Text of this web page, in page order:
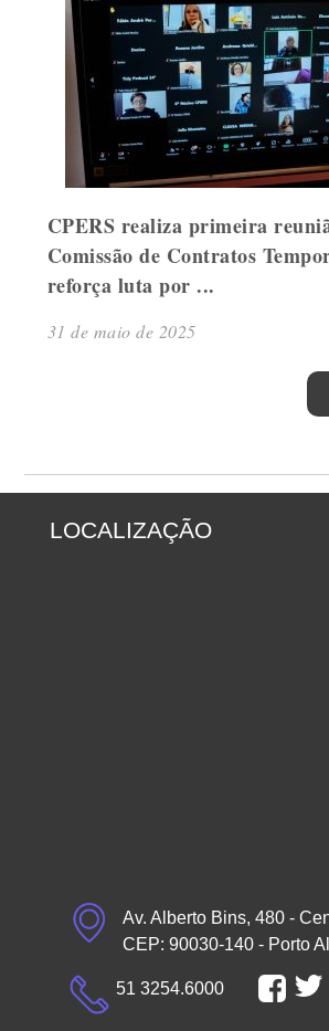
CPERS realiza primeira
Comissão de Contratos
reforça luta por ...
31 de maio de 2025
LOCALIZAÇÃO
Av. Alberto Bins, 480 -
CEP: 90030-140 - Porto
51 3254.6000